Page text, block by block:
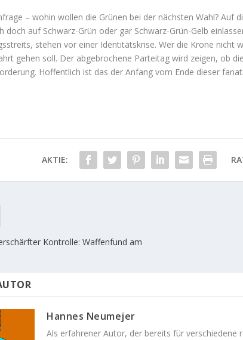
– wohin wollen die Grünen bei der nächsten Wahl? Auf
doch auf Schwarz-Grün oder gar Schwarz-Grün-Gelb
stehen vor einer Identitätskrise. Wer die Krone nicht
gehen soll. Der abgebrochene Parteitag wird zeigen, ob
Hoffentlich ist das der Anfang vom Ende dieser
AKTIE:
Kontrolle: Waffenfund am
Hannes Neumejer
Als erfahrener Autor, der bereits für verschiedene